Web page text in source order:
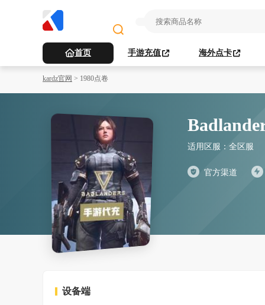
首页 手游充值 海外点卡
kardz官网 > 1980点卷
适用区服： 全区服
官方渠道
设备端